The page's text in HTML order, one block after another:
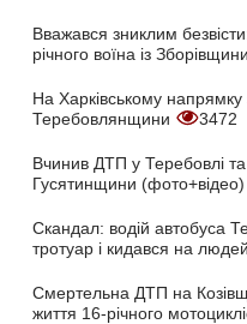
Вважався зниклим
річного воїна із Зборівщини
На Харківському напрямку
Теребовлянщини
3472
Вчинив ДТП у Теребовлі
Гусятинщини (фото+відео)
Скандал: водій автобуса
тротуар і кидався на людей
Смертельна ДТП на
життя 16-річного